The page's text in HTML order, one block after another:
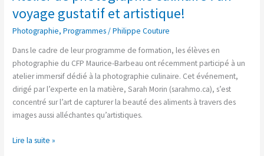
voyage gustatif et artistique!
Photographie,Programmes/Philippe Couture
Dans le cadre de leur programme de formation, les élèves en
photographie du CFP Maurice-Barbeau ont récemment participé à un
atelier immersif dédié à la photographie culinaire. Cet événement,
dirigé par l’experte en la matière, Sarah Morin (sarahmo.ca), s’est
concentré sur l’art de capturer la beauté des aliments à travers des
images aussi alléchantes qu’artistiques.
Lire la suite »